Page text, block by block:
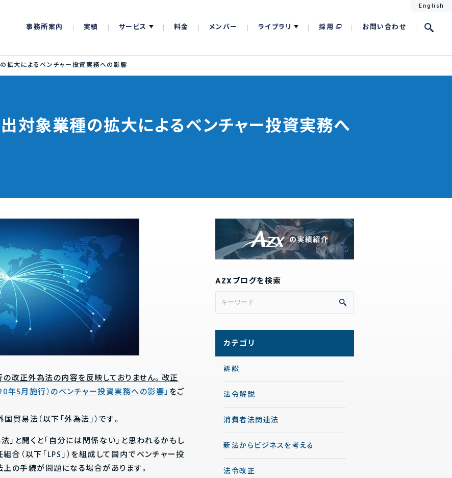
事務所案内 実績 サービス 料金 メンバー ライブラリ 採用 お問い合わせ
English
拡大によるベンチャー投資実務への影響
対象業種の拡大によるベンチャー投資実務へ
改正外為法の内容を反映しておりません。改正
年5月施行）のベンチャー投資実務への影響」をご
貿易法（以下「外為法」）です。
」と聞くと「自分には関係ない」と思われるかもし
（以下「LPS」）を組成して国内でベンチャー投
の手続が問題になる場合があります。
AZXブログを検索
カテゴリ
訴訟
法令解説
消費者法関連法
新法からビジネスを考える
法令改正